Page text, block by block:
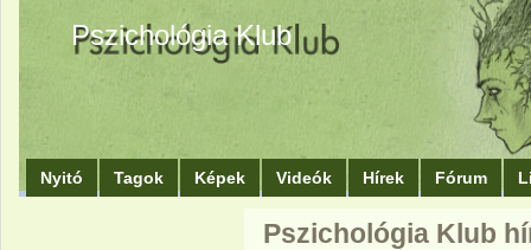
Pszichológia Klub
Nyitó Tagok Képek Videók Hírek Fórum
Pszichológia Klub